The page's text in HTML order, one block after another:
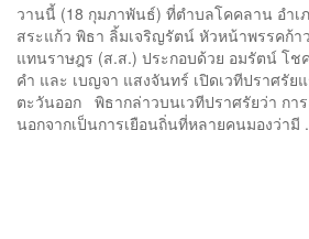
วานนี้ (18 กุมภาพันธ์) ที่ตำบลโคคลาน อำเ
สระแก้ว พิธา ลิ้มเจริญรัตน์ หัวหน้าพรรคก้
แทนราษฎร (ส.ส.) ประกอบด้วย อมรัตน์ โช
คำ และ เบญจา แสงจันทร์ เปิดเวทีปราศรัย
ตะวันออก พิธากล่าวบนเวทีปราศรัยว่า กา
นอกจากเป็นการเยือนถิ่นที่หลายคนมองว่ามี